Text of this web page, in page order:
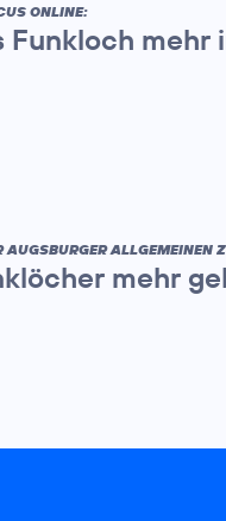
ONLINE:
Funkloch mehr
ALLGEMEINEN
mehr